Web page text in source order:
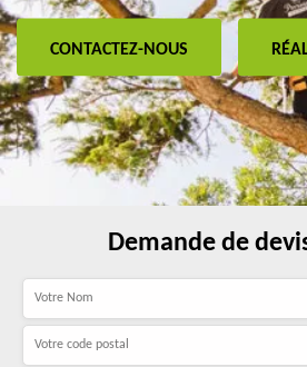
CONTACTEZ-NOUS
Demande de